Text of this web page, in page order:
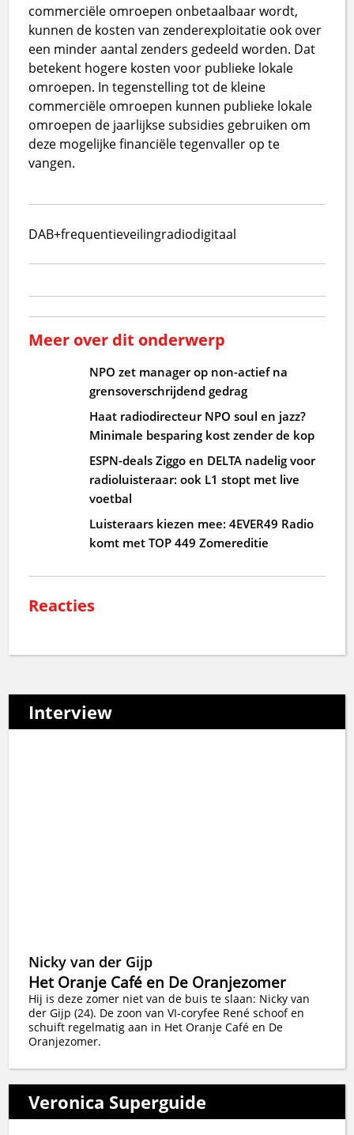
commerciële omroepen onbetaalbaar wordt,
kunnen de kosten van zenderexploitatie ook over
een minder aantal zenders gedeeld worden. Dat
betekent hogere kosten voor publieke lokale
omroepen. In tegenstelling tot de kleine
commerciële omroepen kunnen publieke lokale
omroepen de jaarlijkse subsidies gebruiken om
deze mogelijke financiële tegenvaller op te
vangen.
DAB+frequentieveilingradiodigitaal
Meer over dit onderwerp
NPO zet manager op non-actief na
grensoverschrijdend gedrag
Haat radiodirecteur NPO soul en jazz?
Minimale besparing kost zender de kop
ESPN-deals Ziggo en DELTA nadelig voor
radioluisteraar: ook L1 stopt met live
voetbal
Luisteraars kiezen mee: 4EVER49 Radio
komt met TOP 449 Zomereditie
Reacties
Interview
Nicky van der Gijp
Het Oranje Café en De Oranjezomer
Hij is deze zomer niet van de buis te slaan: Nicky van
der Gijp (24). De zoon van VI-coryfee René schoof en
schuift regelmatig aan in Het Oranje Café en De
Oranjezomer.
Veronica Superguide